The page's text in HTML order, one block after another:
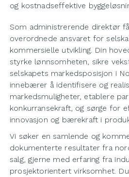
og kostnadseffektive
Som administrerende direktør
overordnede ansvaret for
kommersielle utvikling. Din
styrke lønnsomheten, sikre
selskapets markedsposisjon i
innebærer å identifisere og
markedsmuligheter, etablere
konkurransekraft, og sørge for
innovasjon og bærekraft i
Vi søker en samlende og
dokumenterte resultater fra
salg, gjerne med erfaring fra
prosjektorientert virksomhet.